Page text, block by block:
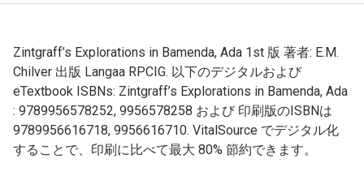
Zintgraff’s Explorations in Bamenda, Ada 1st 版 著者: E.M.
Chilver 出版 Langaa RPCIG. 以下のデジタルおよび
eTextbook ISBNs: Zintgraff’s Explorations in Bamenda, Ada
: 9789956578252, 9956578258 および 印刷版のISBNは
9789956616718, 9956616710. VitalSource でデジタル化
することで、印刷に比べて最大 80% 節約できます。